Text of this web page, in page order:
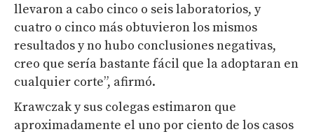
llevaron a cabo cinco o seis laboratorios, y
cuatro o cinco más obtuvieron los mismos
resultados y no hubo conclusiones negativas,
creo que sería bastante fácil que la adoptaran en
cualquier corte”, afirmó.
Krawczak y sus colegas estimaron que
aproximadamente el uno por ciento de los casos